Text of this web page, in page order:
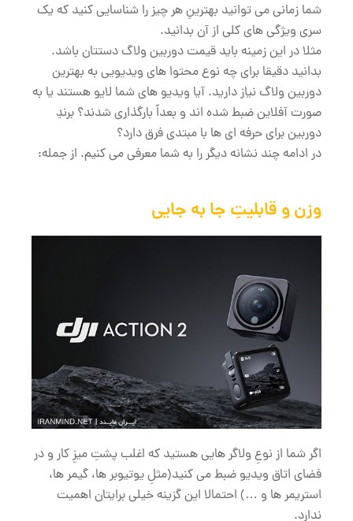
شما زمانی می توانید بهترینِ هر چیز را شناسایی کنید که یک
سری ویژگی های کلی از آن بدانید.
مثلا در این زمینه باید قیمت دوربین ولاگ دستتان باشد.
بدانید دقیقا برای چه نوع محتوا های ویدیویی به بهترین
دوربین ولاگ نیاز دارید. آیا ویدیو های شما لایو هستند یا به
صورت آفلاین ضبط شده اند و بعداً بارگذاری شدند؟ برندِ
دوربین برای حرفه ای ها با مبتدی فرق دارد؟
در ادامه چند نشانه دیگر را به شما معرفی می کنیم. از جمله:
وزن و قابلیتِ جا به جایی
اگر شما از نوعِ ولاگر هایی هستید که اغلب پشتِ میزِ کار و در
فضای اتاق ویدیو ضبط می کنید(مثلِ یوتیوبر ها، گیمر ها،
استریمر ها و …) احتمالا این گزینه خیلی برایتان اهمیت
ندارد.